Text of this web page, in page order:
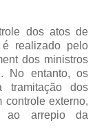
dos atos de
é realizado pelo
dos ministros
No entanto, os
tramitação dos
controle externo,
ao arrepio da